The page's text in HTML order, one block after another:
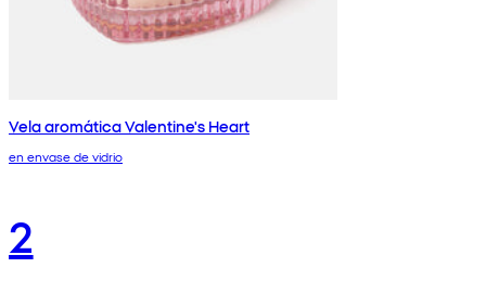
Vela aromática Valentine's Heart
en envase de vidrio
2